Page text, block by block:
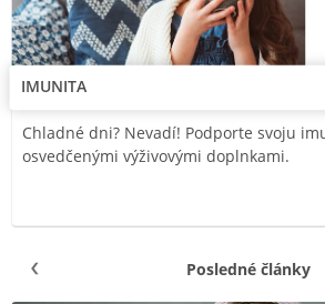
IMUNITA
Chladné dni? Nevadí! Podporte svoju
osvedčenými výživovými doplnkami.
Posledné články